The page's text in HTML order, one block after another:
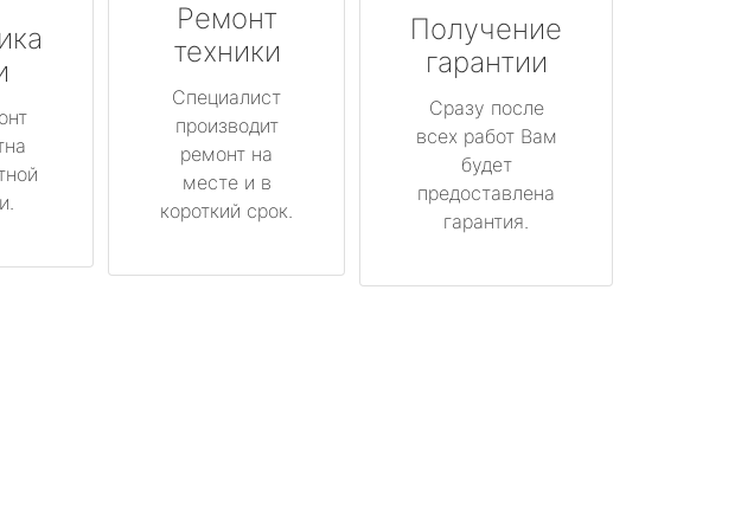
Ремонт
техники
Специалист
производит
ремонт на
месте и в
короткий срок.
Получение
гарантии
Сразу после
всех работ Вам
будет
предоставлена
гарантия.